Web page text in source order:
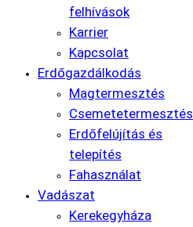
felhívások
Karrier
Kapcsolat
Erdőgazdálkodás
Magtermesztés
Csemetetermesztés
Erdőfelújítás és
telepítés
Fahasználat
Vadászat
Kerekegyháza